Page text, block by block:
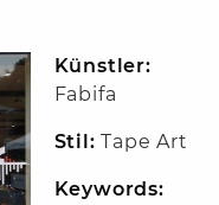
Künstler:
Fabifa
Stil: Tape Art
Keywords: